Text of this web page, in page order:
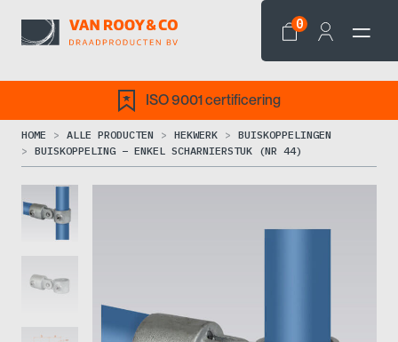
0
ISO 9001 certificering
HOME ALLE PRODUCTEN HEKWERK
BUISKOPPELINGEN
BUISKOPPELING – ENKEL SCHARNIERSTUK (NR 44)